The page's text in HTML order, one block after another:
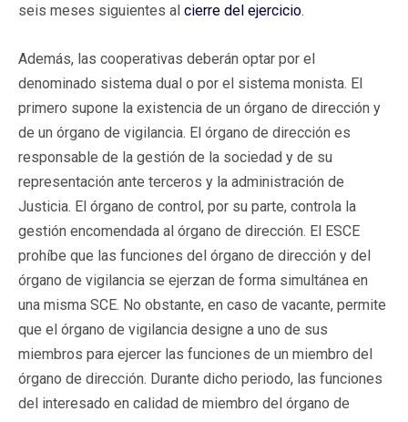
seis meses siguientes al cierre del ejercicio.
Además, las cooperativas deberán optar por el
denominado sistema dual o por el sistema monista. El
primero supone la existencia de un órgano de dirección y
de un órgano de vigilancia. El órgano de dirección es
responsable de la gestión de la sociedad y de su
representación ante terceros y la administración de
Justicia. El órgano de control, por su parte, controla la
gestión encomendada al órgano de dirección. El ESCE
prohíbe que las funciones del órgano de dirección y del
órgano de vigilancia se ejerzan de forma simultánea en
una misma SCE. No obstante, en caso de vacante, permite
que el órgano de vigilancia designe a uno de sus
miembros para ejercer las funciones de un miembro del
órgano de dirección. Durante dicho periodo, las funciones
del interesado en calidad de miembro del órgano de